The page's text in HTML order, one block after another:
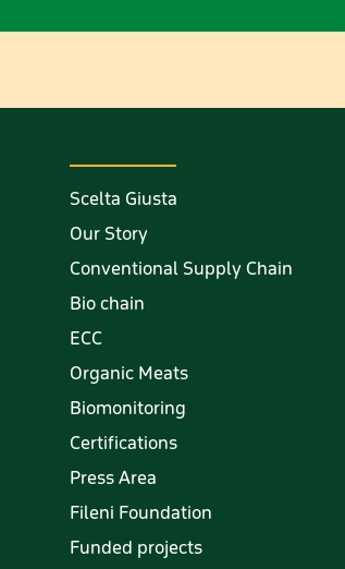
Scelta Giusta
Our Story
Conventional Supply Chain
Bio chain
ECC
Organic Meats
Biomonitoring
Certifications
Press Area
Fileni Foundation
Funded projects